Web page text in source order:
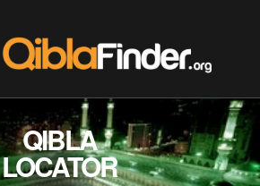
QIBLA
LOCATOR